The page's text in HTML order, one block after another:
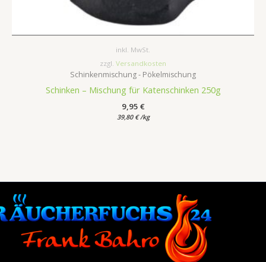
inkl. MwSt.
zzgl. Versandkosten
Schinkenmischung - Pökelmischung
Schinken – Mischung für Katenschinken 250g
9,95 €
39,80 € /kg